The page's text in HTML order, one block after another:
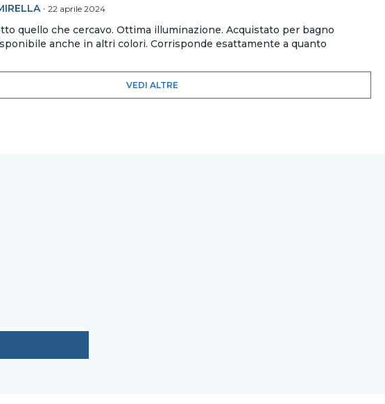
· 22 aprile 2024
quello che cercavo. Ottima illuminazione. Acquistato per bagno
anche in altri colori. Corrisponde esattamente a quanto
VEDI ALTRE